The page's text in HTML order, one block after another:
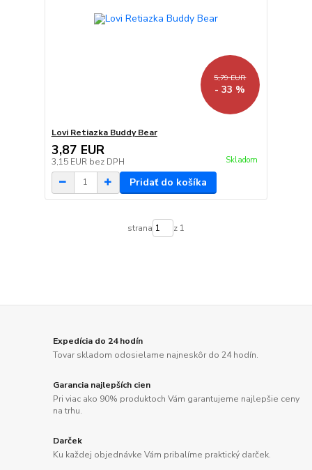
5,79 EUR
- 33 %
Lovi Retiazka Buddy Bear
3,87 EUR
3,15 EUR bez DPH Skladom
Pridať do košíka
strana z 1
Expedícia do 24 hodín
Tovar skladom odosielame najneskôr do 24 hodín.
Garancia najlepších cien
Pri viac ako 90% produktoch Vám garantujeme najlepšie ceny
na trhu.
Darček
Ku každej objednávke Vám pribalíme praktický darček.